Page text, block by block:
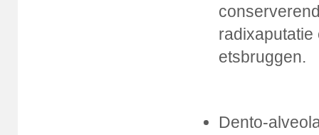
radixaputatie
etsbruggen.
Dento-